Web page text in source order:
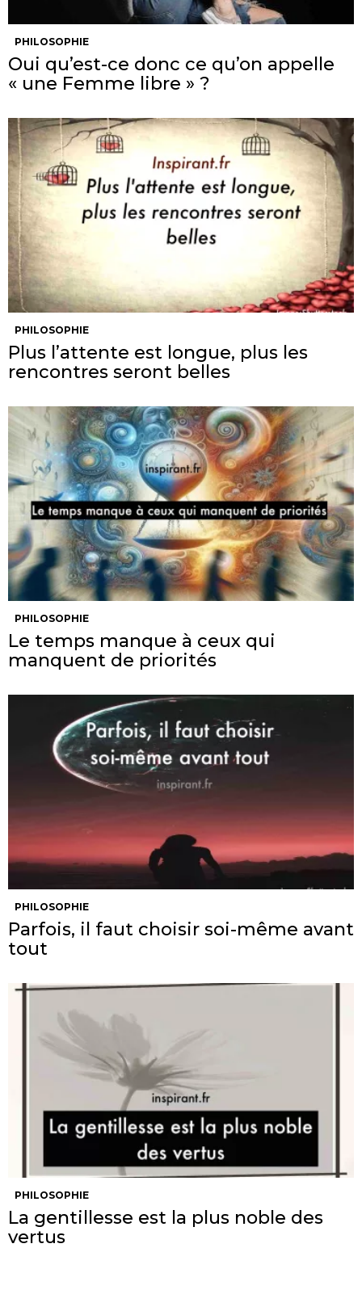
PHILOSOPHIE
Oui qu’est-ce donc ce qu’on appelle
« une Femme libre » ?
PHILOSOPHIE
Plus l’attente est longue, plus les
rencontres seront belles
PHILOSOPHIE
Le temps manque à ceux qui
manquent de priorités
PHILOSOPHIE
Parfois, il faut choisir soi-même avant
tout
PHILOSOPHIE
La gentillesse est la plus noble des
vertus